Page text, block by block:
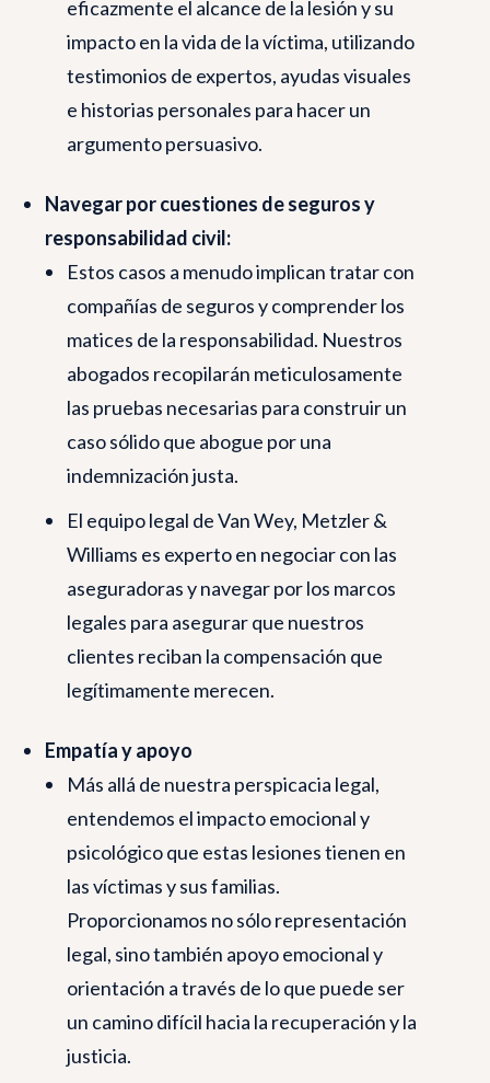
eficazmente el alcance de la lesión y su
impacto en la vida de la víctima, utilizando
testimonios de expertos, ayudas visuales
e historias personales para hacer un
argumento persuasivo.
Navegar por cuestiones de seguros y
responsabilidad civil:
Estos casos a menudo implican tratar con
compañías de seguros y comprender los
matices de la responsabilidad. Nuestros
abogados recopilarán meticulosamente
las pruebas necesarias para construir un
caso sólido que abogue por una
indemnización justa.
El equipo legal de Van Wey, Metzler &
Williams es experto en negociar con las
aseguradoras y navegar por los marcos
legales para asegurar que nuestros
clientes reciban la compensación que
legítimamente merecen.
Empatía y apoyo
Más allá de nuestra perspicacia legal,
entendemos el impacto emocional y
psicológico que estas lesiones tienen en
las víctimas y sus familias.
Proporcionamos no sólo representación
legal, sino también apoyo emocional y
orientación a través de lo que puede ser
un camino difícil hacia la recuperación y la
justicia.